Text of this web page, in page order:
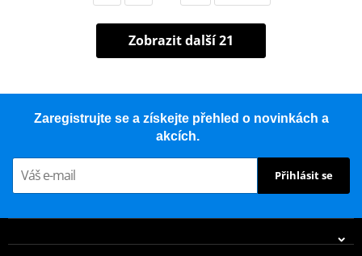
Zobrazit další 21
Zaregistrujte se a získejte přehled o novinkách a
akcích.
Přihlásit se